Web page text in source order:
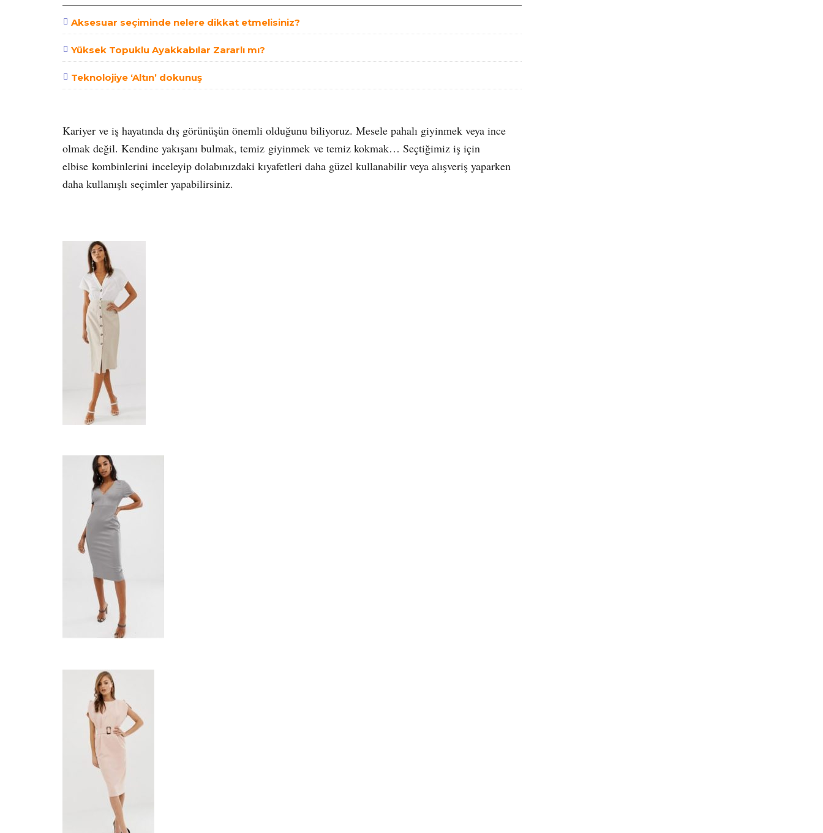
Aksesuar seçiminde nelere dikkat etmelisiniz?
Yüksek Topuklu Ayakkabılar Zararlı mı?
Teknolojiye ‘Altın’ dokunuş
Kariyer ve iş hayatında dış görünüşün önemli olduğunu biliyoruz. Mesele pahalı giyinmek veya ince
olmak değil. Kendine yakışanı bulmak, temiz giyinmek ve temiz kokmak… Seçtiğimiz iş için
elbise kombinlerini inceleyip dolabınızdaki kıyafetleri daha güzel kullanabilir veya alışveriş yaparken
daha kullanışlı seçimler yapabilirsiniz.